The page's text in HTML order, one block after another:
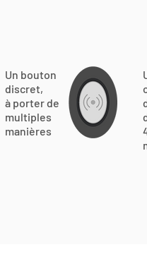
Un bouton
discret,
à porter de
multiples
manières